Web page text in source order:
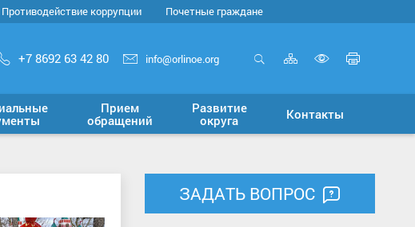
Противодействие коррупции Почетные граждане
+7 8692 63 42 80 info@orlinoe.org Карта
сайта
версию
для
Прием
обращений
Развитие
округа
Контакты
ЗАДАТЬ ВОПРОС